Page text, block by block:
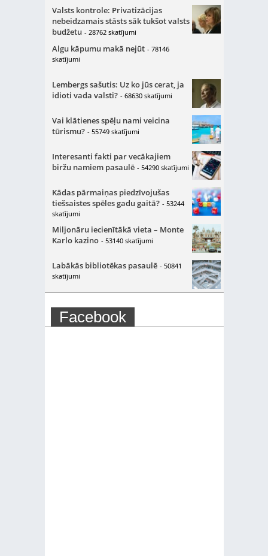
Valsts kontrole: Privatizācijas
nebeidzamais stāsts sāk tukšot valsts
budžetu - 28762 skatījumi
Algu kāpumu makā nejūt - 78146
skatījumi
Lembergs sašutis: Uz ko jūs cerat, ja
idioti vada valsti? - 68630 skatījumi
Vai klātienes spēļu nami veicina
tūrismu? - 55749 skatījumi
Interesanti fakti par vecākajiem
biržu namiem pasaulē - 54290 skatījumi
Kādas pārmaiņas piedzīvojušas
tiešsaistes spēles gadu gaitā? - 53244
skatījumi
Miljonāru iecienītākā vieta – Monte
Karlo kazino - 53140 skatījumi
Labākās bibliotēkas pasaulē - 50841
skatījumi
Facebook